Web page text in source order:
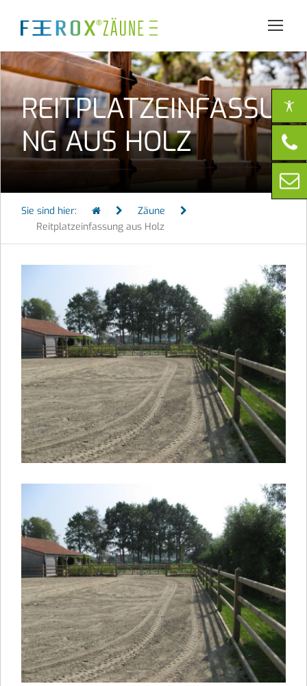
REITPLATZEINFASSU
NG AUS HOLZ
Sie sind hier:
Zäune
Reitplatzeinfassung aus Holz